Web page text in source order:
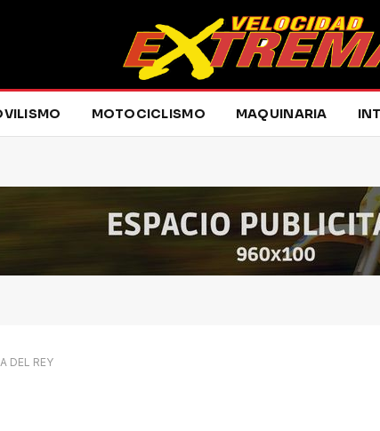
MOTOCICLISMO MAQUINARIA
DEL REY